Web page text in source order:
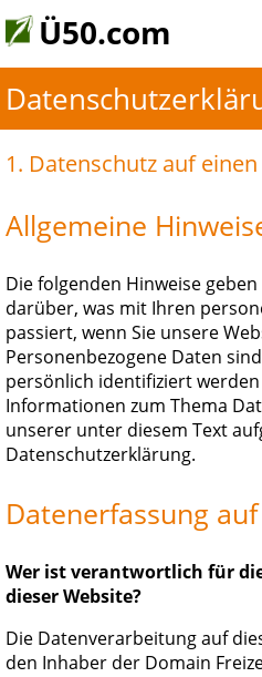
Ü50.com
1. Datenschutz auf
Allgemeine
Die folgenden Hinweise
darüber, was mit Ihren
passiert, wenn Sie unsere
Personenbezogene Daten
persönlich identifiziert
Informationen zum Thema
unserer unter diesem Text
Datenschutzerklärung.
Datenerfassung
Wer ist verantwortlich für
dieser Website?
Die Datenverarbeitung auf
den Inhaber der Domain